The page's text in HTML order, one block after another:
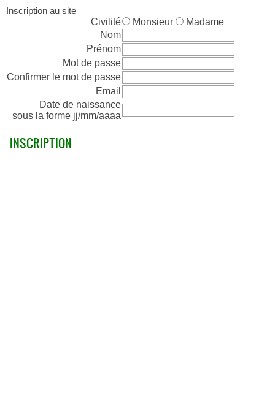
Inscription au site
Civilité Monsieur
Madame
Nom
Prénom
Mot de passe
Confirmer le mot de passe
Email
Date de naissance
sous la forme jj/mm/aaaa